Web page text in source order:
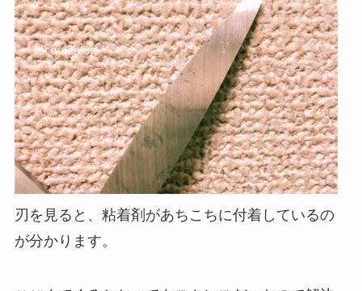
刃を見ると、粘着剤があちこちに付着しているの
が分かります。